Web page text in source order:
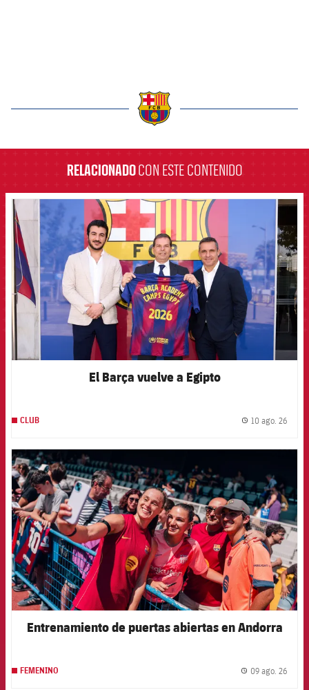
RELACIONADOCON ESTE CONTENIDO
FCB Barcelona badge
El Barça vuelve a Egipto
CLUB 10 ago. 26
Entrenamiento de puertas abiertas en Andorra
FEMENINO 09 ago. 26